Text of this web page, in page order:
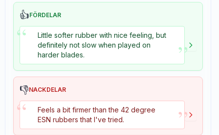
👍FÖRDELAR
“
Little softer rubber with nice feeling, but
definitely not slow when played on
harder blades.
”
👎NACKDELAR
“
Feels a bit firmer than the 42 degree
ESN rubbers that I've tried.
”